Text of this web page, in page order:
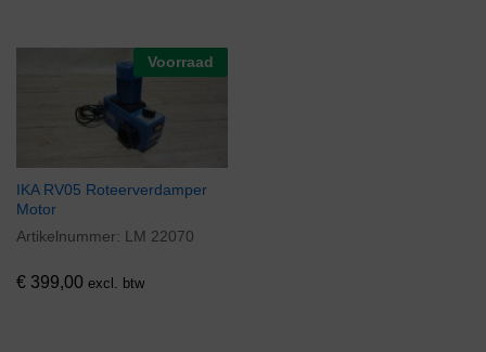
Voorraad
IKA RV05 Roteerverdamper
Motor
Artikelnummer: LM 22070
€ 399,00 excl. btw